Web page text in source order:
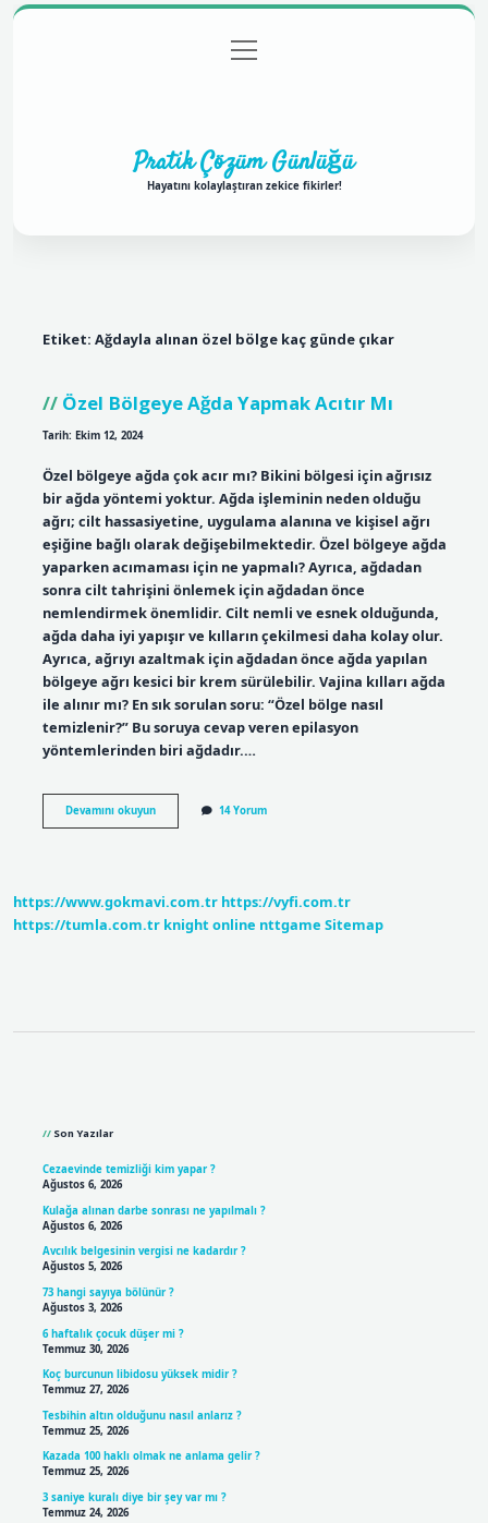
Gizlilik Politikası
menüyü
aç
Pratik Çözüm Günlüğü
Hayatını kolaylaştıran zekice fikirler!
Etiket: Ağdayla alınan özel bölge kaç günde çıkar
Özel Bölgeye Ağda Yapmak Acıtır Mı
Tarih: Ekim 12, 2024
Özel bölgeye ağda çok acır mı? Bikini bölgesi için ağrısız
bir ağda yöntemi yoktur. Ağda işleminin neden olduğu
ağrı; cilt hassasiyetine, uygulama alanına ve kişisel ağrı
eşiğine bağlı olarak değişebilmektedir. Özel bölgeye ağda
yaparken acımaması için ne yapmalı? Ayrıca, ağdadan
sonra cilt tahrişini önlemek için ağdadan önce
nemlendirmek önemlidir. Cilt nemli ve esnek olduğunda,
ağda daha iyi yapışır ve kılların çekilmesi daha kolay olur.
Ayrıca, ağrıyı azaltmak için ağdadan önce ağda yapılan
bölgeye ağrı kesici bir krem ​​sürülebilir. Vajina kılları ağda
ile alınır mı? En sık sorulan soru: “Özel bölge nasıl
temizlenir?” Bu soruya cevap veren epilasyon
yöntemlerinden biri ağdadır.…
Devamını okuyunÖzel
Bölgeye
14 Yorum
https://www.gokmavi.com.tr https://vyfi.com.tr
https://tumla.com.tr knight online nttgame Sitemap
Son Yazılar
Cezaevinde temizliği kim yapar ?
Ağustos 6, 2026
Kulağa alınan darbe sonrası ne yapılmalı ?
Ağustos 6, 2026
Avcılık belgesinin vergisi ne kadardır ?
Ağustos 5, 2026
73 hangi sayıya bölünür ?
Ağustos 3, 2026
6 haftalık çocuk düşer mi ?
Temmuz 30, 2026
Koç burcunun libidosu yüksek midir ?
Temmuz 27, 2026
Tesbihin altın olduğunu nasıl anlarız ?
Temmuz 25, 2026
Kazada 100 haklı olmak ne anlama gelir ?
Temmuz 25, 2026
3 saniye kuralı diye bir şey var mı ?
Temmuz 24, 2026